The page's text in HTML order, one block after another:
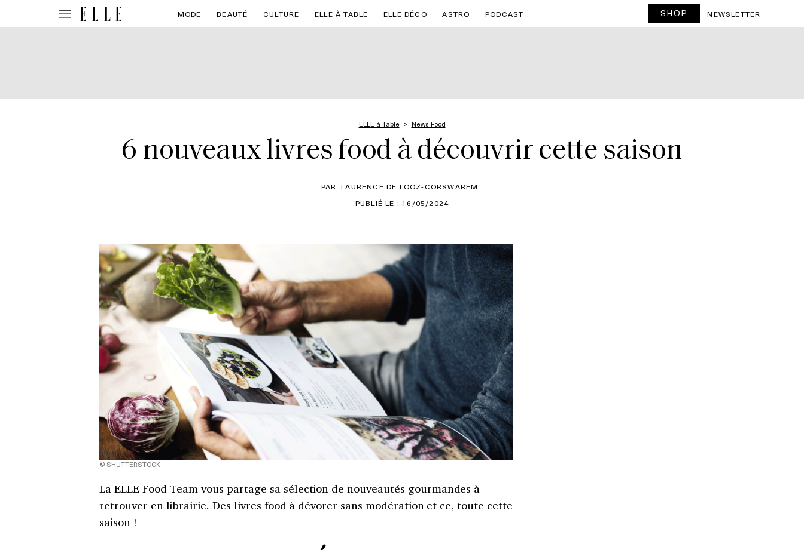
MODE BEAUTÉ CULTURE ELLE À TABLE ELLE DÉCO ASTRO PODCAST SHOP NEWSLETTER
ELLE à Table News Food
6 nouveaux livres food à découvrir cette saison
PAR LAURENCE DE LOOZ-CORSWAREM
PUBLIÉ LE : 16/05/2024
© SHUTTERSTOCK
La ELLE Food Team vous partage sa sélection de nouveautés gourmandes à
retrouver en librairie. Des livres food à dévorer sans modération et ce, toute cette
saison !